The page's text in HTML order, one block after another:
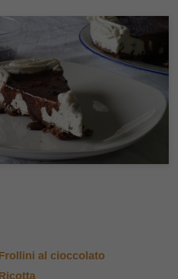
al cioccolato